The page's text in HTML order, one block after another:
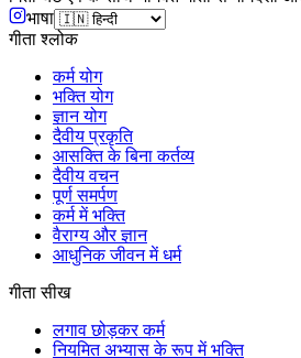
भाषा
गीता श्लोक
कर्म योग
भक्ति योग
ज्ञान योग
दैवीय प्रकृति
आसक्ति के बिना कर्तव्य
दैवीय वचन
पूर्ण समर्पण
कर्म में भक्ति
वैराग्य और ज्ञान
आधुनिक जीवन में धर्म
गीता सीख
लगाव छोड़कर कर्म
नियमित अभ्यास के रूप में भक्ति